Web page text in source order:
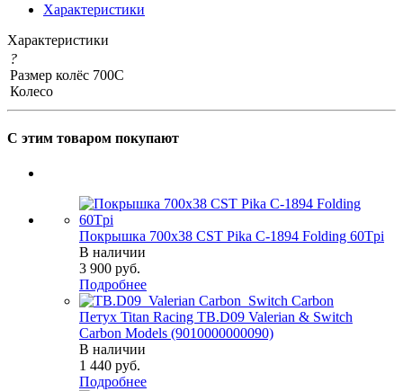
Характеристики
Характеристики
?
Размер колёс
Колесо
700C
С этим товаром покупают
Покрышка 700x38 CST Pika C-1894 Folding 60Tpi
В наличии
3 900 руб.
Подробнее
Петух Titan Racing TB.D09 Valerian & Switch
Carbon Models (9010000000090)
В наличии
1 440 руб.
Подробнее